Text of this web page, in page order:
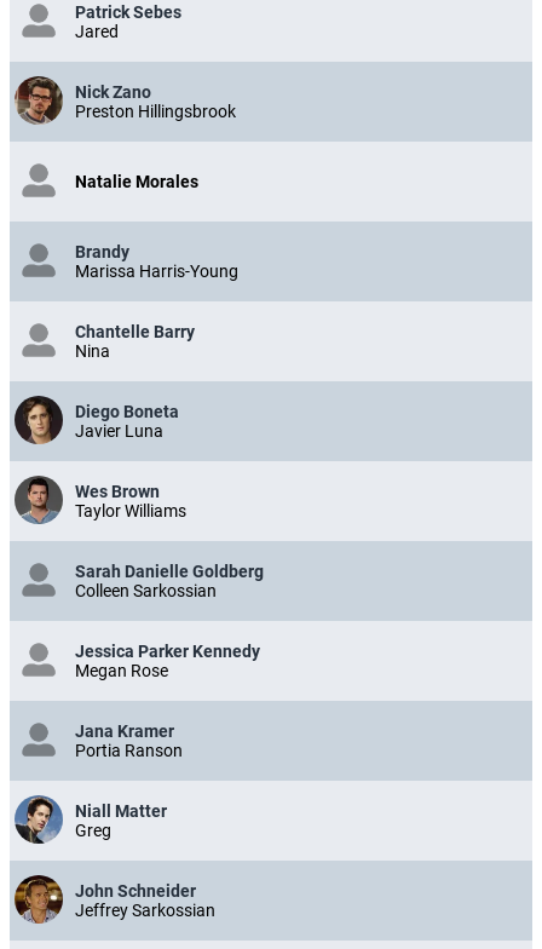
Patrick Sebes
Jared
Nick Zano
Preston Hillingsbrook
Natalie Morales
Brandy
Marissa Harris-Young
Chantelle Barry
Nina
Diego Boneta
Javier Luna
Wes Brown
Taylor Williams
Sarah Danielle Goldberg
Colleen Sarkossian
Jessica Parker Kennedy
Megan Rose
Jana Kramer
Portia Ranson
Niall Matter
Greg
John Schneider
Jeffrey Sarkossian